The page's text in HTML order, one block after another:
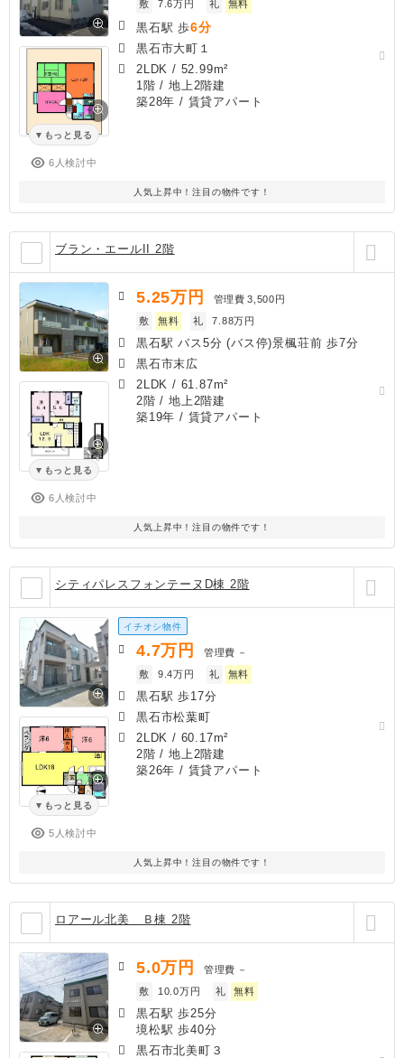
もっと見る
6人検討中
敷 7.6万円 礼 無料
黒石駅 歩6分
黒石市大町１
2LDK / 52.99m²
1階 / 地上2階建
築28年 / 賃貸アパート
人気上昇中！注目の物件です！
ブラン・エールII 2階
もっと見る
6人検討中
5.25万円 管理費 3,500円
敷
無料 礼 7.88万円
黒石駅 バス5分 (バス停)景楓荘前 歩7分
黒石市末広
2LDK / 61.87m²
2階 / 地上2階建
築19年 / 賃貸アパート
人気上昇中！注目の物件です！
シティパレスフォンテーヌD棟 2階
もっと見る
5人検討中
イチオシ物件
4.7万円 管理費 －
敷
9.4万円 礼 無料
黒石駅 歩17分
黒石市松葉町
2LDK / 60.17m²
2階 / 地上2階建
築26年 / 賃貸アパート
人気上昇中！注目の物件です！
ロアール北美 Ｂ棟 2階
5.0万円 管理費 －
敷
10.0万円 礼 無料
黒石駅 歩25分
境松駅 歩40分
黒石市北美町３